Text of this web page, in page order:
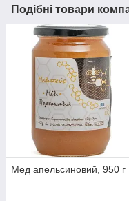
Подібні товари
Мед апельсиновий, 950 г